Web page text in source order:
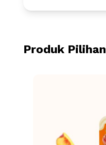
Produk Pilihan